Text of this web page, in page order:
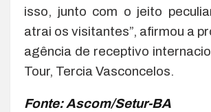
isso, junto com o jeito
atrai os visitantes”, afirmou a
agência de receptivo
Tour, Tercia Vasconcelos.
Fonte: Ascom/Setur-BA